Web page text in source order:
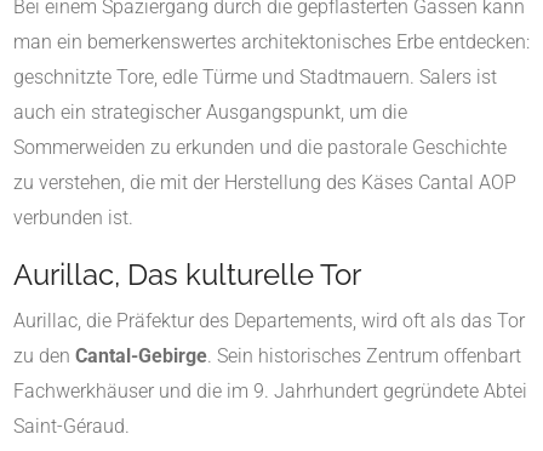
Bei einem Spaziergang durch die gepflasterten Gassen kann
man ein bemerkenswertes architektonisches Erbe entdecken:
geschnitzte Tore, edle Türme und Stadtmauern. Salers ist
auch ein strategischer Ausgangspunkt, um die
Sommerweiden zu erkunden und die pastorale Geschichte
zu verstehen, die mit der Herstellung des Käses Cantal AOP
verbunden ist.
Aurillac, Das kulturelle Tor
Aurillac, die Präfektur des Departements, wird oft als das Tor
zu den Cantal-Gebirge. Sein historisches Zentrum offenbart
Fachwerkhäuser und die im 9. Jahrhundert gegründete Abtei
Saint-Géraud.